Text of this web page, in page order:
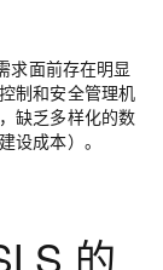
求面前存在明显
制和安全管理机
缺乏多样化的数
设成本）。
的